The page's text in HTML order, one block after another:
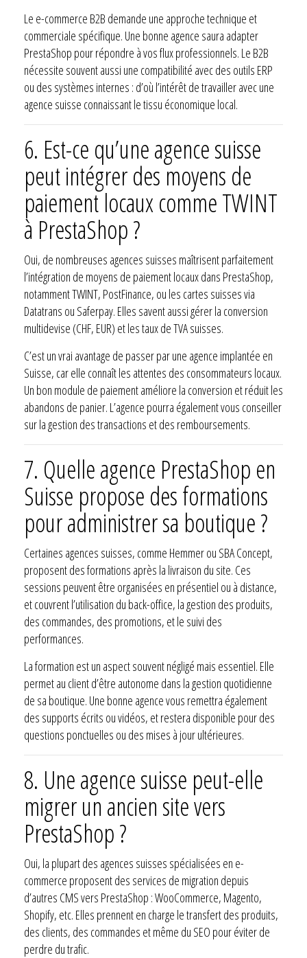
Le e-commerce B2B demande une approche technique et
commerciale spécifique. Une bonne agence saura adapter
PrestaShop pour répondre à vos flux professionnels. Le B2B
nécessite souvent aussi une compatibilité avec des outils ERP
ou des systèmes internes : d’où l’intérêt de travailler avec une
agence suisse connaissant le tissu économique local.
6. Est-ce qu’une agence suisse
peut intégrer des moyens de
paiement locaux comme TWINT
à PrestaShop ?
Oui, de nombreuses agences suisses maîtrisent parfaitement
l’intégration de moyens de paiement locaux dans PrestaShop,
notamment TWINT, PostFinance, ou les cartes suisses via
Datatrans ou Saferpay. Elles savent aussi gérer la conversion
multidevise (CHF, EUR) et les taux de TVA suisses.
C’est un vrai avantage de passer par une agence implantée en
Suisse, car elle connaît les attentes des consommateurs locaux.
Un bon module de paiement améliore la conversion et réduit les
abandons de panier. L’agence pourra également vous conseiller
sur la gestion des transactions et des remboursements.
7. Quelle agence PrestaShop en
Suisse propose des formations
pour administrer sa boutique ?
Certaines agences suisses, comme Hemmer ou SBA Concept,
proposent des formations après la livraison du site. Ces
sessions peuvent être organisées en présentiel ou à distance,
et couvrent l’utilisation du back-office, la gestion des produits,
des commandes, des promotions, et le suivi des
performances.
La formation est un aspect souvent négligé mais essentiel. Elle
permet au client d’être autonome dans la gestion quotidienne
de sa boutique. Une bonne agence vous remettra également
des supports écrits ou vidéos, et restera disponible pour des
questions ponctuelles ou des mises à jour ultérieures.
8. Une agence suisse peut-elle
migrer un ancien site vers
PrestaShop ?
Oui, la plupart des agences suisses spécialisées en e-
commerce proposent des services de migration depuis
d’autres CMS vers PrestaShop : WooCommerce, Magento,
Shopify, etc. Elles prennent en charge le transfert des produits,
des clients, des commandes et même du SEO pour éviter de
perdre du trafic.